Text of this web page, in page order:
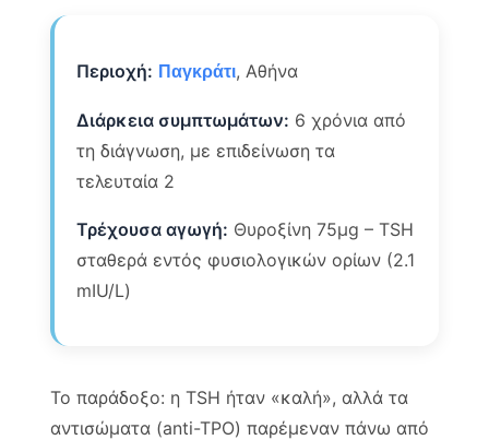
Περιοχή: Παγκράτι, Αθήνα
Διάρκεια συμπτωμάτων: 6 χρόνια από
τη διάγνωση, με επιδείνωση τα
τελευταία 2
Τρέχουσα αγωγή: Θυροξίνη 75μg – TSH
σταθερά εντός φυσιολογικών ορίων (2.1
mIU/L)
Το παράδοξο: η TSH ήταν «καλή», αλλά τα
αντισώματα (anti-TPO) παρέμεναν πάνω από